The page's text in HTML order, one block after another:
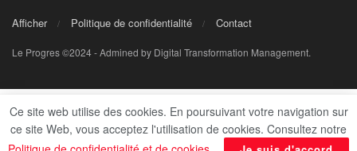
Afficher Politique de confidentialité Contact
Le Progres ©2024 - Admined by Digital Transformation Management.
Ce site web utilise des cookies. En poursuivant votre navigation sur
ce site Web, vous acceptez l'utilisation de cookies. Consultez notre